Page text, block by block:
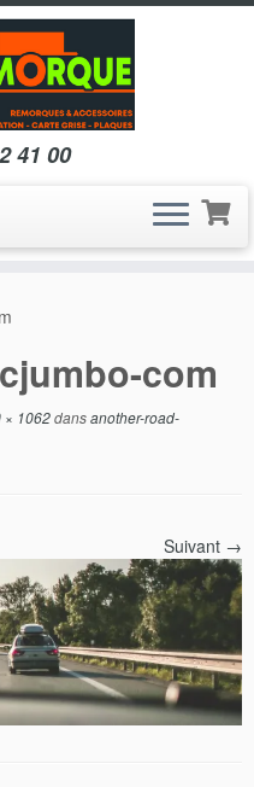
41 00
com
× 1062dansanother-road-
Suivant →